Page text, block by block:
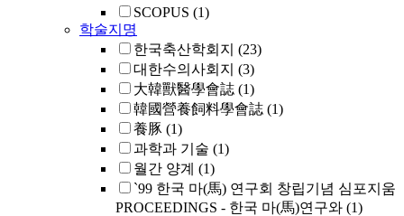
SCOPUS (1)
학술지명
한국축산학회지 (23)
대한수의사회지 (3)
大韓獸醫學會誌 (1)
韓國營養飼料學會誌 (1)
養豚 (1)
과학과 기술 (1)
월간 양계 (1)
`99 한국 마(馬) 연구회 창립기념 심포지움
PROCEEDINGS - 한국 마(馬)연구와 (1)